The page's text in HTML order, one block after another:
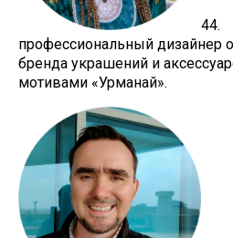
44.
профессиональный дизайнер
бренда украшений и
мотивами «Урманай».